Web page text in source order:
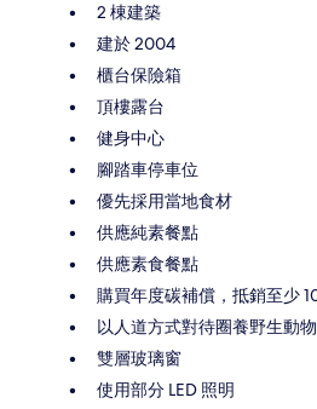
2 棟建築
建於 2004
櫃台保險箱
頂樓露台
健身中心
腳踏車停車位
優先採用當地食材
供應純素餐點
供應素食餐點
購買年度碳補償，抵銷至少
以人道方式對待圈養野生動物
雙層玻璃窗
使用部分 LED 照明